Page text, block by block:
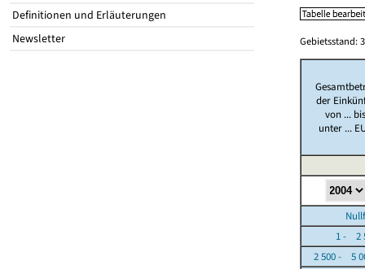
Definitionen und Erläuterungen
Newsletter
Gebietsstand:
der
von ...
unter ...
1 - 2
2 500 - 5